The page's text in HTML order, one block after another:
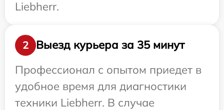
Liebherr.
2
Выезд курьера за 35 минут
Профессионал с опытом приедет в
удобное время для диагностики
техники Liebherr. В случае